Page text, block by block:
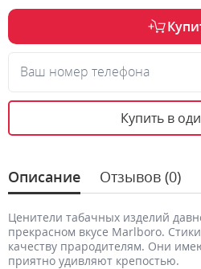
Ваш номер телефона
Купить в
Описание Отзывов (0)
Ценители табачных изделий
прекрасном вкусе Marlboro.
качеству прародителям. Они
приятно удивляют крепостью.